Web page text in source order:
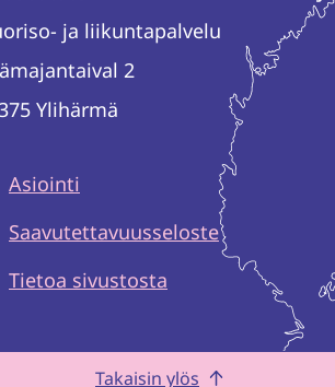
ja liikuntapalvelu
2
Ylihärmä
Asiointi
Saavutettavuusseloste
Tietoa sivustosta
Takaisin ylös